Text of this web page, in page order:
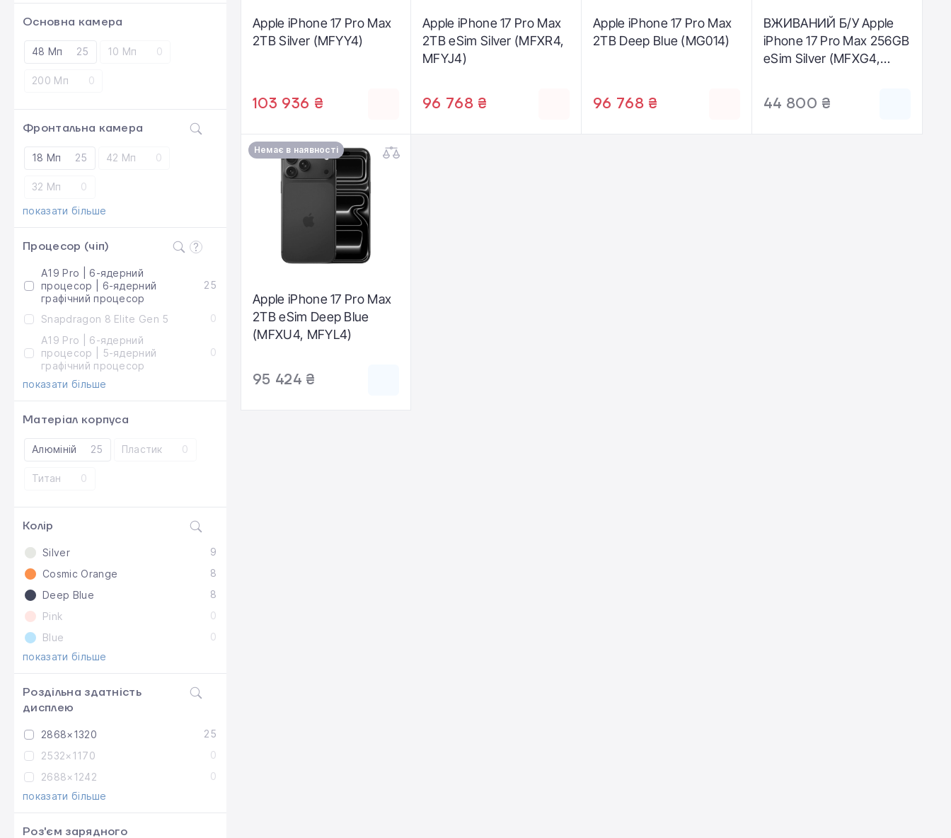
Основна камера
48 Мп 25 10 Мп 0
200 Мп 0
Фронтальна камера
18 Мп 25 42 Мп 0
32 Мп
0
показати більше
Процесор (чіп)
A19 Pro | 6-ядерний
процесор | 6-ядерний
графічний процесор
25
Snapdragon 8 Elite Gen 5
0
A19 Pro | 6-ядерний
процесор | 5-ядерний
графічний процесор
0
показати більше
Матеріал корпуса
Алюміній 25 Пластик 0
Титан 0
Колір
Silver
9
Cosmic Orange
8
Deep Blue
8
Pink
0
Blue
0
показати більше
Роздільна здатність
дисплею
2868×1320
25
2532×1170
0
2688×1242
0
показати більше
Роз'єм зарядного
Apple iPhone 17 Pro Max
2TB Silver (MFYY4)
103 936 ₴
Apple iPhone 17 Pro Max
2TB eSim Silver (MFXR4,
MFYJ4)
96 768 ₴
Apple iPhone 17 Pro Max
2TB Deep Blue (MG014)
96 768 ₴
ВЖИВАНИЙ Б/У Apple
iPhone 17 Pro Max 256GB
eSim Silver (MFXG4,
Акумулятор: 100% |
44 800 ₴
Немає в наявності
Apple iPhone 17 Pro Max
2TB eSim Deep Blue
(MFXU4, MFYL4)
95 424 ₴